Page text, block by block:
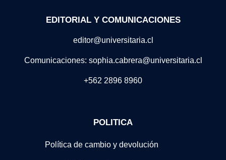
EDITORIAL Y COMUNICACIONES
editor@universitaria.cl
Comunicaciones: sophia.cabrera@universitaria.cl
+562 2896 8960
POLITICA
Política de cambio y devolución